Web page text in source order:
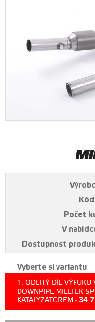
Počet
V
Dostupnost
Vyberte si variantu
1. ODLITÝ DÍL VÝFUKU
DOWNPIPE MILLTEK
KATALYZÁTOREM -34